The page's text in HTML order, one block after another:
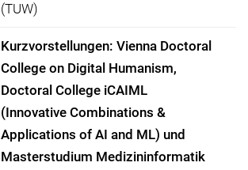
(TUW)
Kurzvorstellungen: Vienna Doctoral
College on Digital Humanism,
Doctoral College iCAIML
(Innovative Combinations &
Applications of AI and ML) und
Masterstudium Medizininformatik